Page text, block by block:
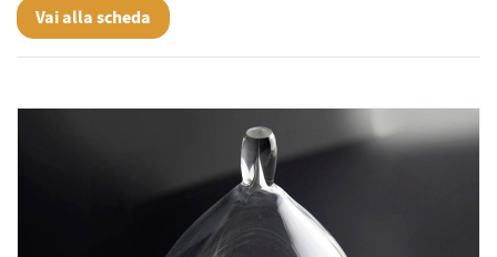
Vai alla scheda